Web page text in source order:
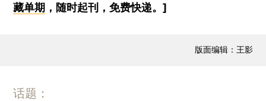
藏单期 ，随时起刊，免费快递。]
版面编辑：王影
话题：